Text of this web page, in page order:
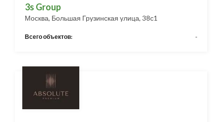
3s Group
Москва, Большая Грузинская улица, 38с1
Всего объектов: -